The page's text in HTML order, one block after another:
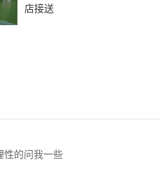
店接送
性的问我一些